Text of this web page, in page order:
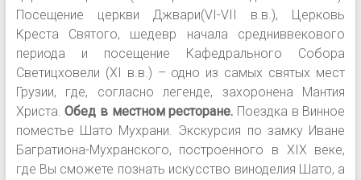
Посещение церкви Джвари(VI-VII в.в.), Церковь
Креста Святого, шедевр начала средниввекового
периода и посещение Кафедрального Собора
Светицховели (XI в.в.) – одно из самых святых мест
Грузии, где, согласно легенде, захоронена Мантия
Христа.Обед в местном ресторане. Поездка в Винное
поместье Шато Мухрани. Экскурсия по замку Иване
Багратиона-Мухранского, построенного в ХIХ веке,
где Вы сможете познать искусство виноделия Шато, а